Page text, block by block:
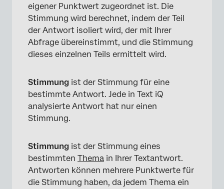
eigener Punktwert zugeordnet ist. Die
Stimmung wird berechnet, indem der Teil
der Antwort isoliert wird, der mit Ihrer
Abfrage übereinstimmt, und die Stimmung
dieses einzelnen Teils ermittelt wird.
Stimmung ist der Stimmung für eine
bestimmte Antwort. Jede in Text iQ
analysierte Antwort hat nur einen
Stimmung.
Stimmung ist der Stimmung eines
bestimmten Thema in Ihrer Textantwort.
Antworten können mehrere Punktwerte für
die Stimmung haben, da jedem Thema ein